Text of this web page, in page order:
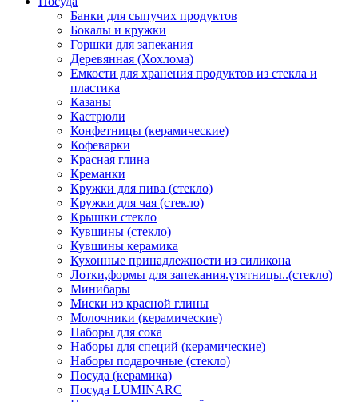
Банки для сыпучих продуктов
Бокалы и кружки
Горшки для запекания
Деревянная (Хохлома)
Емкости для хранения продуктов из стекла и
пластика
Казаны
Кастрюли
Конфетницы (керамические)
Кофеварки
Красная глина
Креманки
Кружки для пива (стекло)
Кружки для чая (стекло)
Крышки стекло
Кувшины (стекло)
Кувшины керамика
Кухонные принадлежности из силикона
Лотки,формы для запекания.утятницы..(стекло)
Минибары
Миски из красной глины
Молочники (керамические)
Наборы для сока
Наборы для специй (керамические)
Наборы подарочные (стекло)
Посуда (керамика)
Посуда LUMINARC